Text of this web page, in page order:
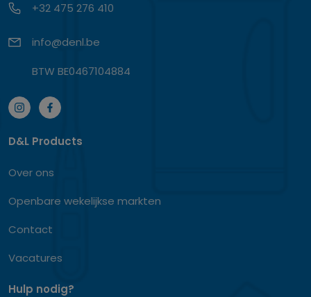
+32 475 276 410
info@denl.be
BTW BE0467104884
D&L Products
Over ons
Openbare wekelijkse markten
Contact
Vacatures
Hulp nodig?